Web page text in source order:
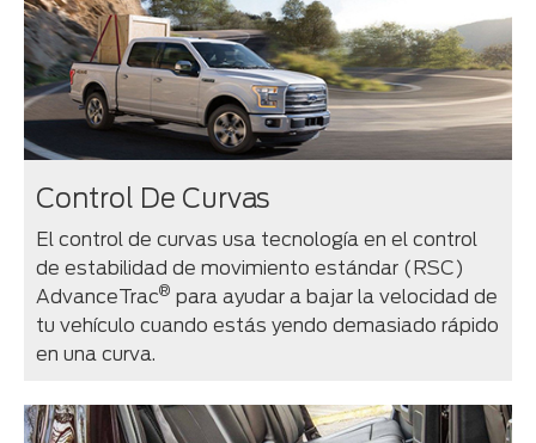
Control De Curvas
El control de curvas usa tecnología en el control
de estabilidad de movimiento estándar (RSC)
AdvanceTrac® para ayudar a bajar la velocidad de
tu vehículo cuando estás yendo demasiado rápido
en una curva.